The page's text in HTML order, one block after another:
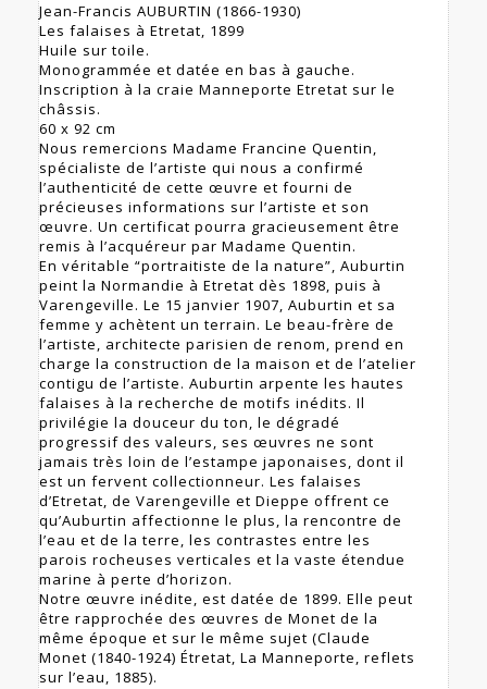
Jean-Francis AUBURTIN (1866-1930)
Les falaises à Etretat, 1899
Huile sur toile.
Monogrammée et datée en bas à gauche.
Inscription à la craie Manneporte Etretat sur le
châssis.
60 x 92 cm
Nous remercions Madame Francine Quentin,
spécialiste de l’artiste qui nous a confirmé
l’authenticité de cette œuvre et fourni de
précieuses informations sur l’artiste et son
œuvre. Un certificat pourra gracieusement être
remis à l’acquéreur par Madame Quentin.
En véritable “portraitiste de la nature”, Auburtin
peint la Normandie à Etretat dès 1898, puis à
Varengeville. Le 15 janvier 1907, Auburtin et sa
femme y achètent un terrain. Le beau-frère de
l’artiste, architecte parisien de renom, prend en
charge la construction de la maison et de l’atelier
contigu de l’artiste. Auburtin arpente les hautes
falaises à la recherche de motifs inédits. Il
privilégie la douceur du ton, le dégradé
progressif des valeurs, ses œuvres ne sont
jamais très loin de l’estampe japonaises, dont il
est un fervent collectionneur. Les falaises
d’Etretat, de Varengeville et Dieppe offrent ce
qu’Auburtin affectionne le plus, la rencontre de
l’eau et de la terre, les contrastes entre les
parois rocheuses verticales et la vaste étendue
marine à perte d’horizon.
Notre œuvre inédite, est datée de 1899. Elle peut
être rapprochée des œuvres de Monet de la
même époque et sur le même sujet (Claude
Monet (1840-1924) Étretat, La Manneporte, reflets
sur l’eau, 1885).